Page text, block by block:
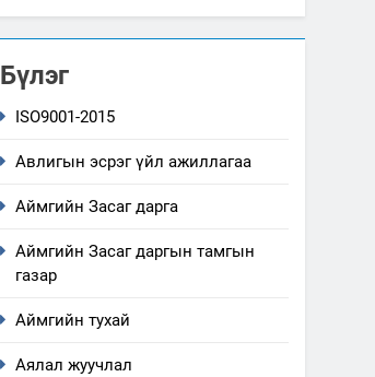
Бүлэг
ISO9001-2015
Авлигын эсрэг үйл ажиллагаа
Аймгийн Засаг дарга
Аймгийн Засаг даргын тамгын
газар
Аймгийн тухай
Аялал жуучлал